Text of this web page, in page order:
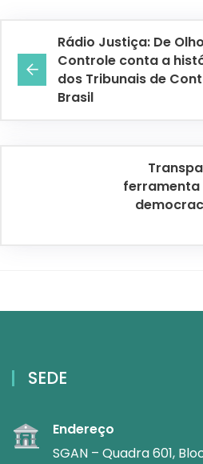
Rádio Justiça: De
Controle conta a
dos Tribunais de
Brasil
ferramenta
SEDE
Endereço
SGAN – Quadra 601,